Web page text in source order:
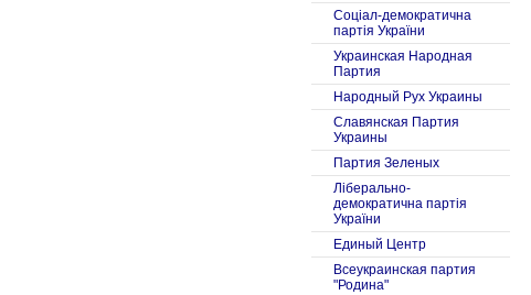
Соцiал-демократична
партiя України
Украинская Народная
Партия
Народный Рух Украины
Славянская Партия
Украины
Партия Зеленых
Ліберально-
демократична партія
України
Единый Центр
Всеукраинская партия
"Родина"